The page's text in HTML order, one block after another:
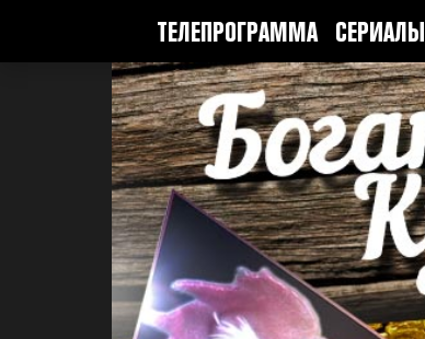
ТЕЛЕПРОГРАММА СЕРИАЛЫ